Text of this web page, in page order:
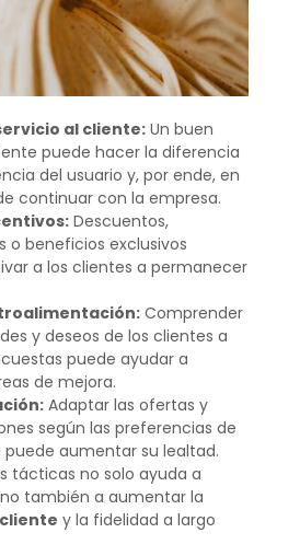
al cliente:Un buen
puede hacer la diferencia
del usuario y, por ende, en
continuar con la empresa.
Descuentos,
o beneficios exclusivos
a los clientes a permanecer
Comprender
y deseos de los clientes a
puede ayudar a
de mejora.
Adaptar las ofertas y
según las preferencias de
aumentar su lealtad.
tácticas no solo ayuda a
también a aumentar la
y la fidelidad a largo